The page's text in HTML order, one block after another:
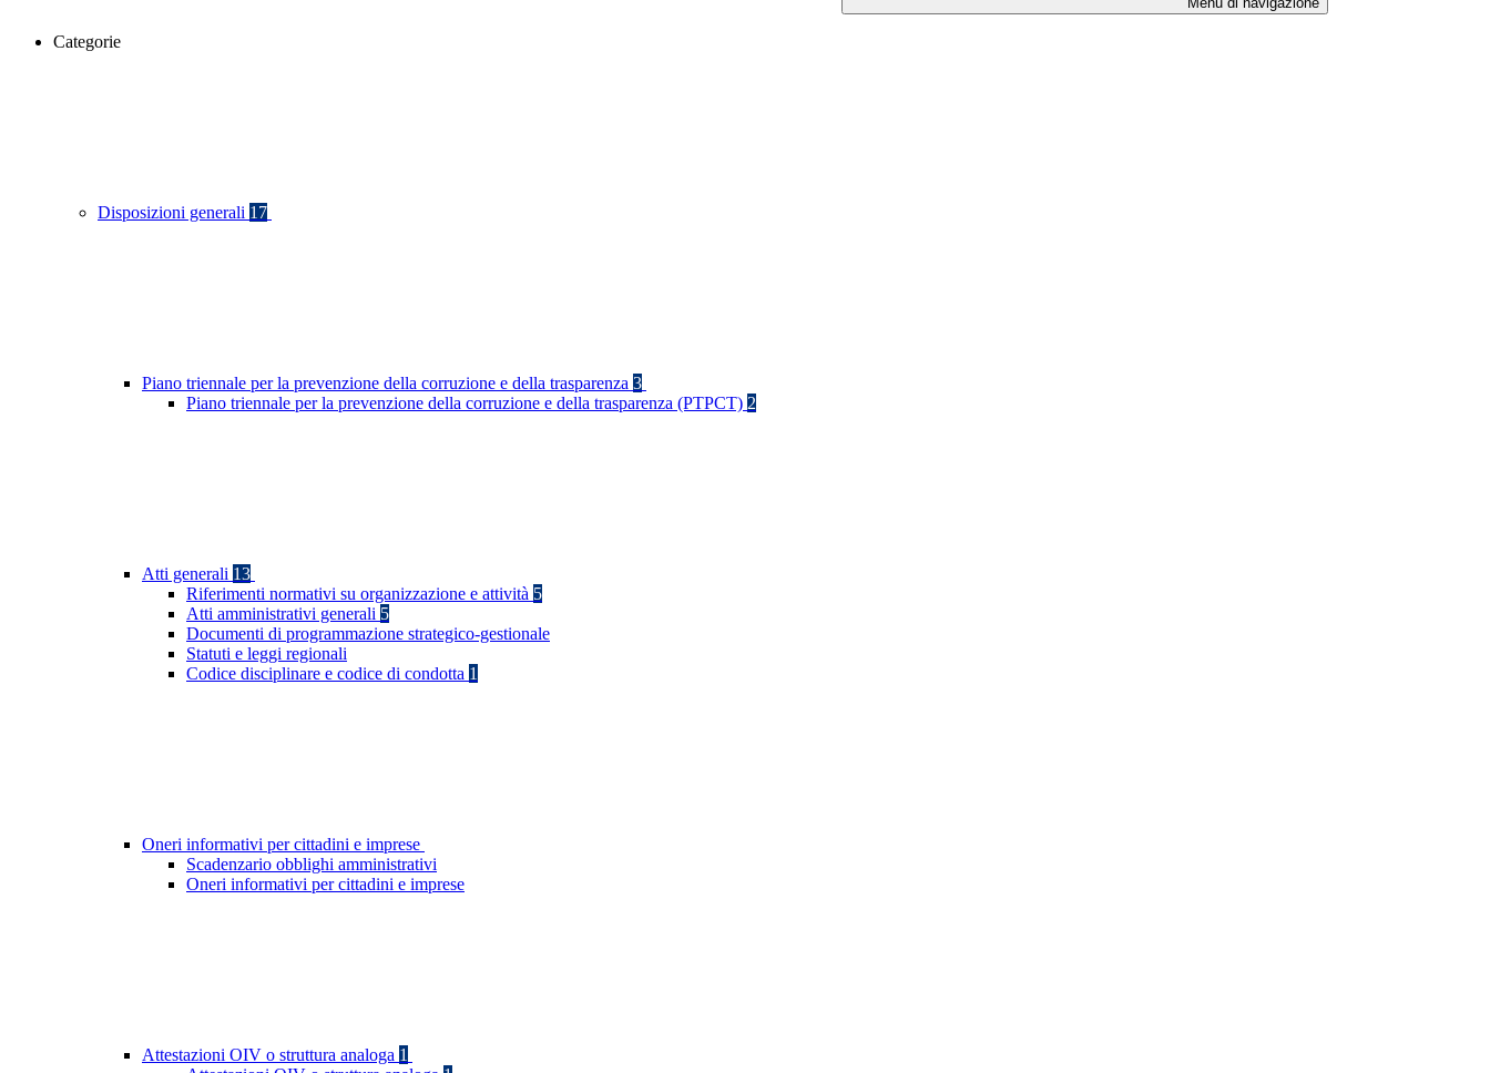
Categorie
Disposizioni generali 17
Piano triennale per la prevenzione della corruzione e della trasparenza 3
Piano triennale per la prevenzione della corruzione e della trasparenza (PTPCT) 2
Atti generali 13
Riferimenti normativi su organizzazione e attività 5
Atti amministrativi generali 5
Documenti di programmazione strategico-gestionale
Statuti e leggi regionali
Codice disciplinare e codice di condotta 1
Oneri informativi per cittadini e imprese
Scadenzario obblighi amministrativi
Oneri informativi per cittadini e imprese
Attestazioni OIV o struttura analoga 1